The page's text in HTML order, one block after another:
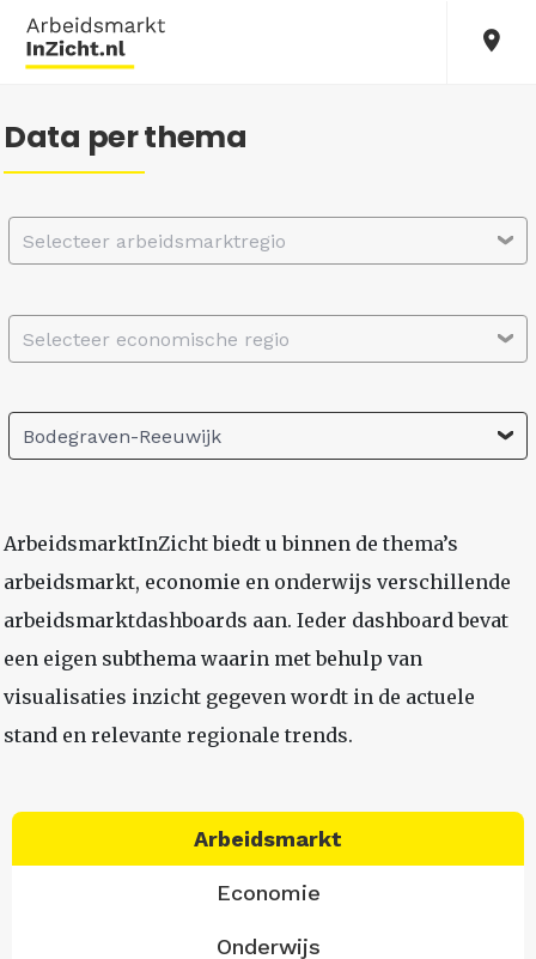
Data per thema
Selecteer arbeidsmarktregio
Selecteer economische regio
Bodegraven-Reeuwijk
ArbeidsmarktInZicht biedt u binnen de thema’s
arbeidsmarkt, economie en onderwijs verschillende
arbeidsmarktdashboards aan. Ieder dashboard bevat
een eigen subthema waarin met behulp van
visualisaties inzicht gegeven wordt in de actuele
stand en relevante regionale trends.
Arbeidsmarkt
Economie
Onderwijs